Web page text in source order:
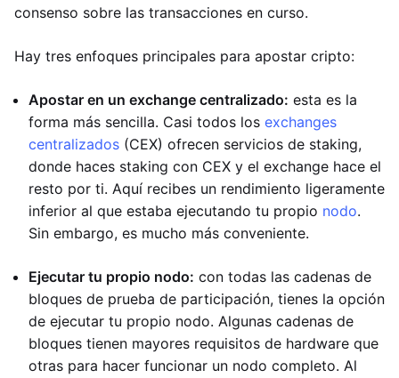
consenso sobre las transacciones en curso.
Hay tres enfoques principales para apostar cripto:
Apostar en un exchange centralizado: esta es la
forma más sencilla. Casi todos los exchanges
centralizados (CEX) ofrecen servicios de staking,
donde haces staking con CEX y el exchange hace el
resto por ti. Aquí recibes un rendimiento ligeramente
inferior al que estaba ejecutando tu propio nodo.
Sin embargo, es mucho más conveniente.
Ejecutar tu propio nodo: con todas las cadenas de
bloques de prueba de participación, tienes la opción
de ejecutar tu propio nodo. Algunas cadenas de
bloques tienen mayores requisitos de hardware que
otras para hacer funcionar un nodo completo. Al